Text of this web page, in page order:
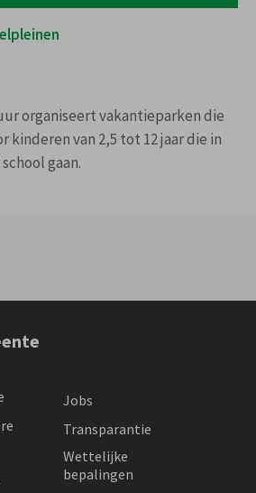
8 u. tot 12.45 u
tot 19u30
organiseert vakantieparken die
kinderen van 2,5 tot 12 jaar die in
gaan.
Jobs
Transparantie
Wettelijke
bepalingen